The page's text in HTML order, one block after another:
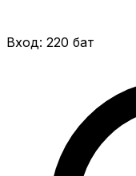
Вход: 220 бат